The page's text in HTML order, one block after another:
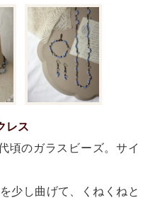
レス
頃のガラスビーズ。サイ
少し曲げて、くねくねと